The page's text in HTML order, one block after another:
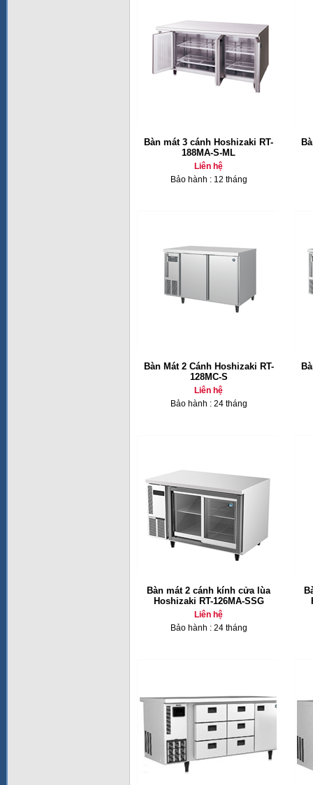
Bàn mát 3 cánh Hoshizaki RT-
188MA-S-ML
Liên hệ
Bảo hành : 12 tháng
Bàn Mát 2 Cánh Hoshizaki RT-
128MC-S
Liên hệ
Bảo hành : 24 tháng
Bàn mát 2 cánh kính cửa lùa
Hoshizaki RT-126MA-SSG
Liên hệ
Bảo hành : 24 tháng